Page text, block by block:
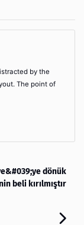
by the
The point of
dönük
beli kırılmıştır